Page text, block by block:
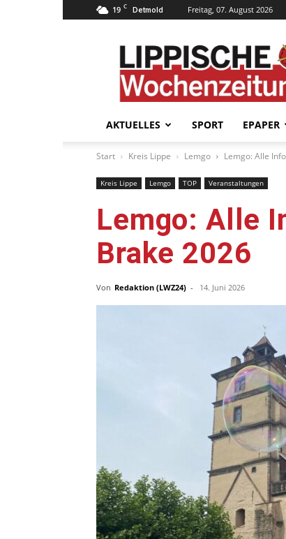
19 C Detmold Freitag, 07. August 2026
Lippische
Wochenzeitung
–
LWZ24.de
AKTUELLES SPORT EPAPER
Start Kreis Lippe Lemgo Lemgo: Alle
Kreis Lippe Lemgo TOP Veranstaltungen
Lemgo: Alle
Brake 2026
Von Redaktion (LWZ24) - 14. Juni 2026